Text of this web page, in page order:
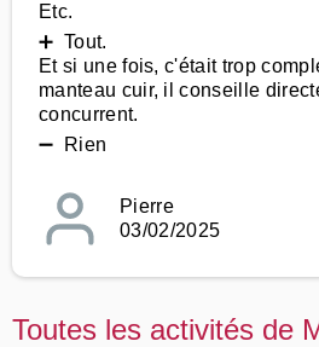
Etc.
➕ Tout.
Et si une fois, c'était trop
manteau cuir, il conseille
concurrent.
➖ Rien
Pierre
03/02/2025
Toutes les activités de